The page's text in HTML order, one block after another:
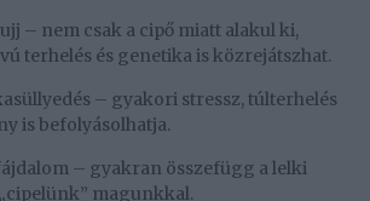
– nem csak a cipő miatt alakul ki,
terhelés és genetika is közrejátszhat.
– gyakori stressz, túlterhelés
is befolyásolhatja.
– gyakran összefügg a lelki
magunkkal.